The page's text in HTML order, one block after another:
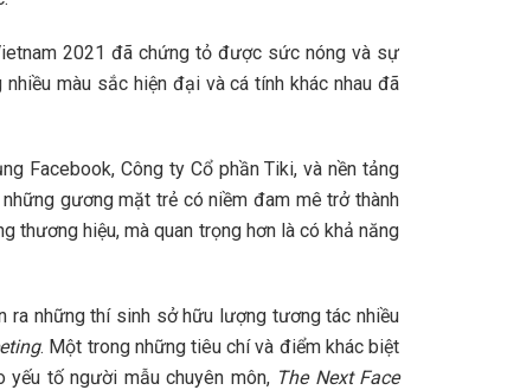
2021 đã chứng tỏ được sức nóng và sự
màu sắc hiện đại và cá tính khác nhau đã
Facebook, Công ty Cổ phần Tiki, và nền tảng
gương mặt trẻ có niềm đam mê trở thành
thương hiệu, mà quan trọng hơn là có khả năng
những thí sinh sở hữu lượng tương tác nhiều
. Một trong những tiêu chí và điểm khác biệt
tố người mẫu chuyên môn, The Next Face